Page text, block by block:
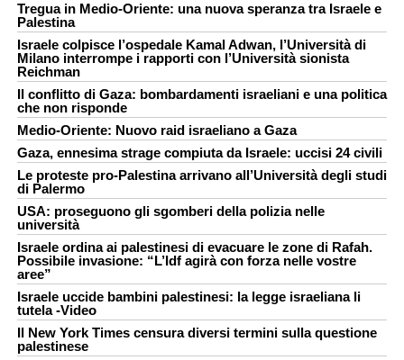
Tregua in Medio-Oriente: una nuova speranza tra Israele e
Palestina
Israele colpisce l’ospedale Kamal Adwan, l’Università di
Milano interrompe i rapporti con l’Università sionista
Reichman
Il conflitto di Gaza: bombardamenti israeliani e una politica
che non risponde
Medio-Oriente: Nuovo raid israeliano a Gaza
Gaza, ennesima strage compiuta da Israele: uccisi 24 civili
Le proteste pro-Palestina arrivano all’Università degli studi
di Palermo
USA: proseguono gli sgomberi della polizia nelle
università
Israele ordina ai palestinesi di evacuare le zone di Rafah.
Possibile invasione: “L’Idf agirà con forza nelle vostre
aree”
Israele uccide bambini palestinesi: la legge israeliana li
tutela -Video
Il New York Times censura diversi termini sulla questione
palestinese